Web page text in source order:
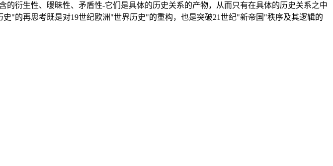
衍生性、暧昧性、矛盾性-它们是具体的历史关系的产物，从而只有在具体的历史关系之中
"的再思考既是对19世纪欧洲"世界历史"的重构，也是突破21世纪"新帝国"秩序及其逻辑的